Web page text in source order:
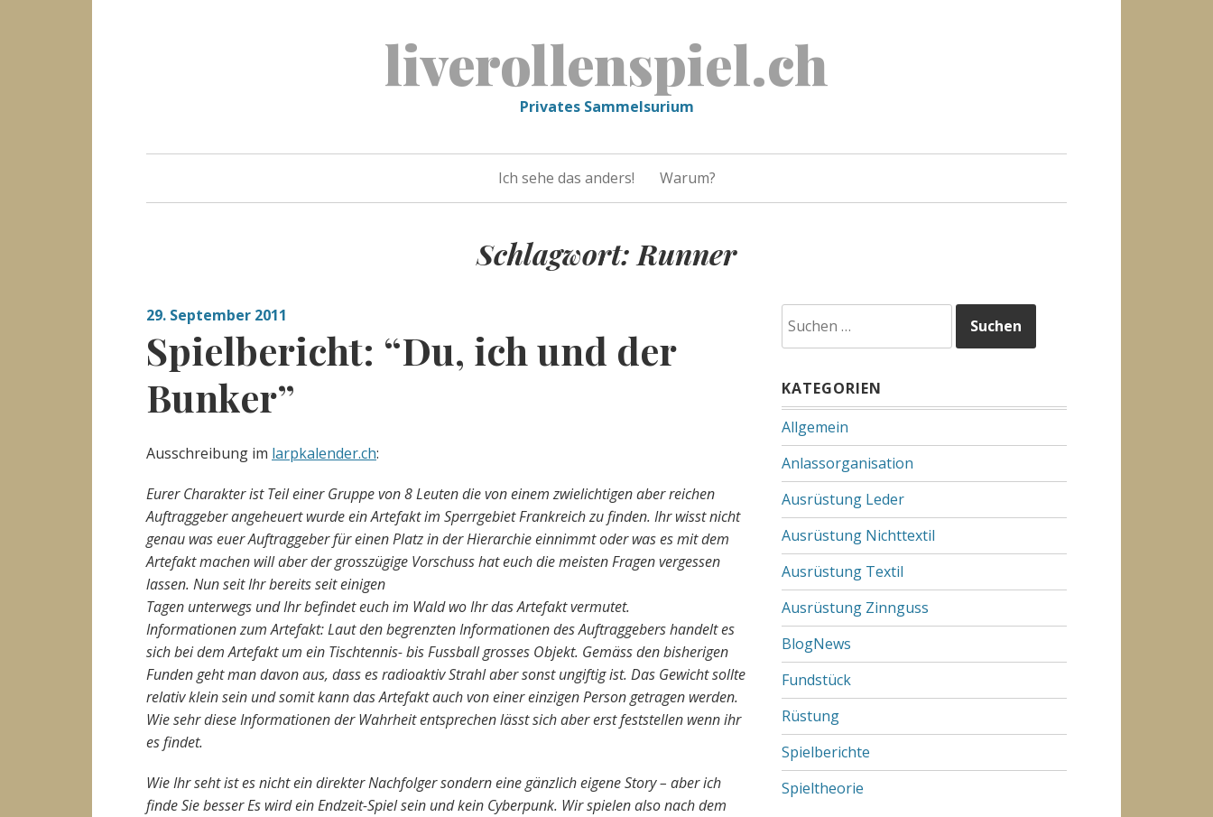
liverollenspiel.ch
Privates Sammelsurium
Ich sehe das anders! Warum?
Schlagwort: Runner
29. September 2011
Spielbericht: “Du, ich und der
Bunker”
Ausschreibung im larpkalender.ch:
Eurer Charakter ist Teil einer Gruppe von 8 Leuten die von einem zwielichtigen aber reichen
Auftraggeber angeheuert wurde ein Artefakt im Sperrgebiet Frankreich zu finden. Ihr wisst nicht
genau was euer Auftraggeber für einen Platz in der Hierarchie einnimmt oder was es mit dem
Artefakt machen will aber der grosszügige Vorschuss hat euch die meisten Fragen vergessen
lassen. Nun seit Ihr bereits seit einigen
Tagen unterwegs und Ihr befindet euch im Wald wo Ihr das Artefakt vermutet.
Informationen zum Artefakt: Laut den begrenzten Informationen des Auftraggebers handelt es
sich bei dem Artefakt um ein Tischtennis- bis Fussball grosses Objekt. Gemäss den bisherigen
Funden geht man davon aus, dass es radioaktiv Strahl aber sonst ungiftig ist. Das Gewicht sollte
relativ klein sein und somit kann das Artefakt auch von einer einzigen Person getragen werden.
Wie sehr diese Informationen der Wahrheit entsprechen lässt sich aber erst feststellen wenn ihr
es findet.
Wie Ihr seht ist es nicht ein direkter Nachfolger sondern eine gänzlich eigene Story – aber ich
finde Sie besser Es wird ein Endzeit-Spiel sein und kein Cyberpunk. Wir spielen also nach dem
nach:
KATEGORIEN
Allgemein
Anlassorganisation
Ausrüstung Leder
Ausrüstung Nichttextil
Ausrüstung Textil
Ausrüstung Zinnguss
BlogNews
Fundstück
Rüstung
Spielberichte
Spieltheorie